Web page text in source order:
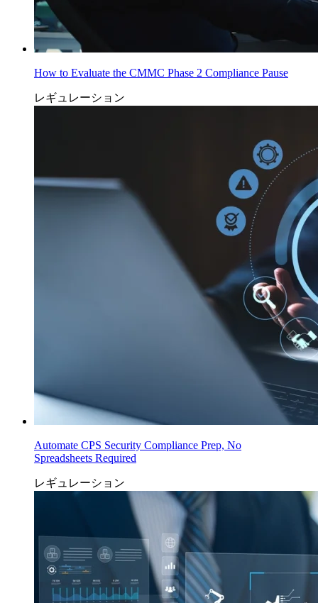
How to Evaluate the CMMC Phase 2 Compliance Pause
レギュレーション
Automate CPS Security Compliance Prep, No
Spreadsheets Required
レギュレーション